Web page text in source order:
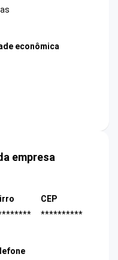
econômica
empresa
CEP
**********